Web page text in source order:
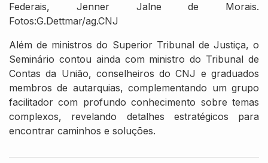
Federais, Jenner Jalne de Morais.
Fotos:G.Dettmar/ag.CNJ
Além de ministros do Superior Tribunal de Justiça, o
Seminário contou ainda com ministro do Tribunal de
Contas da União, conselheiros do CNJ e graduados
membros de autarquias, complementando um grupo
facilitador com profundo conhecimento sobre temas
complexos, revelando detalhes estratégicos para
encontrar caminhos e soluções.